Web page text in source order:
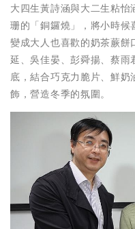
大四生黃詩涵與大二生粘
珊的「銅鑼燒」，將小時候
變成大人也喜歡的奶茶蕨餅
延、吳佳晏、彭舜揚、蔡雨
底，結合巧克力脆片、鮮
飾，營造冬季的氛圍。